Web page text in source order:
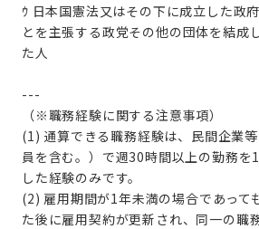
ｳ 日本国憲法又はその下に成立した政
とを主張する政党その他の団体を結成
た人
---
（※職務経験に関する注意事項）
(1) 通算できる職務経験は、民間企業
員を含む。）で週30時間以上の勤務を
した経験のみです。
(2) 雇用期間が1年未満の場合であって
た後に雇用契約が更新され、同一の職